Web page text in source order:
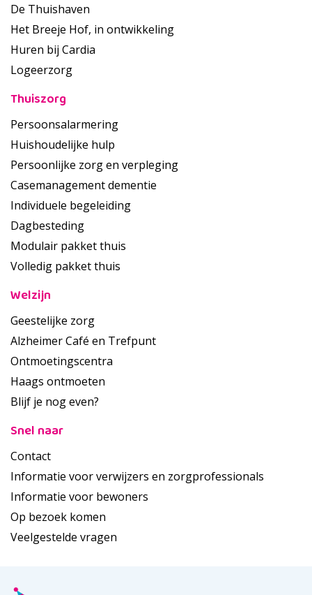
De Thuishaven
Het Breeje Hof, in ontwikkeling
Huren bij Cardia
Logeerzorg
Thuiszorg
Persoonsalarmering
Huishoudelijke hulp
Persoonlijke zorg en verpleging
Casemanagement dementie
Individuele begeleiding
Dagbesteding
Modulair pakket thuis
Volledig pakket thuis
Welzijn
Geestelijke zorg
Alzheimer Café en Trefpunt
Ontmoetingscentra
Haags ontmoeten
Blijf je nog even?
Snel naar
Contact
Informatie voor verwijzers en zorgprofessionals
Informatie voor bewoners
Op bezoek komen
Veelgestelde vragen